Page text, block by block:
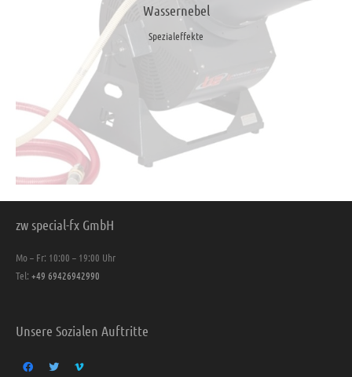
Wassernebel
Spezialeffekte
zw special-fx GmbH
Mo – Fr: 10:00 – 19:00 Uhr
Tel: +49 69426942990
Unsere Sozialen Auftritte